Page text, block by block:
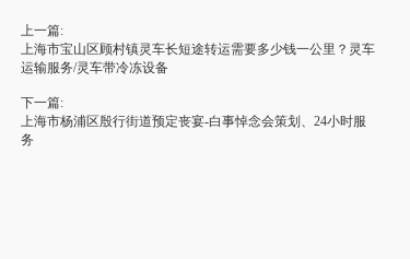
上一篇:
上海市宝山区顾村镇灵车长短途转运需要多少钱一公里？灵车
运输服务/灵车带冷冻设备
下一篇:
上海市杨浦区殷行街道预定丧宴-白事悼念会策划、24小时服
务